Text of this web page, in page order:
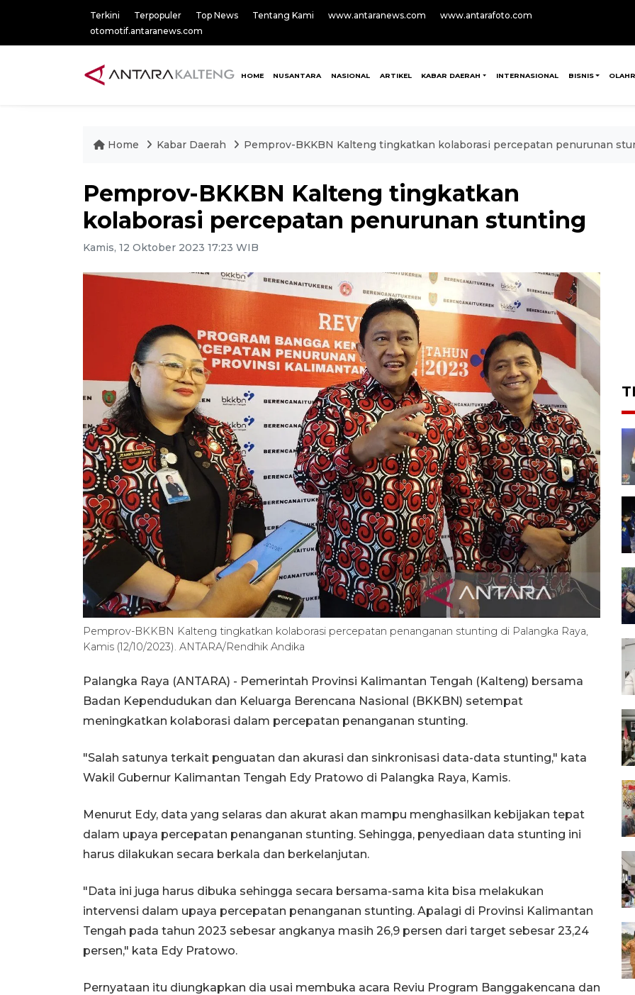
Terkini Terpopuler Top News Tentang Kami www.antaranews.com
www.antarafoto.com
otomotif.antaranews.com
HOME NUSANTARA NASIONAL ARTIKEL KABAR DAERAH INTERNASIONAL BISNIS
Home Kabar Daerah Pemprov-BKKBN Kalteng tingkatkan kolaborasi percepatan penurunan
Pemprov-BKKBN Kalteng tingkatkan
kolaborasi percepatan penurunan stunting
Kamis, 12 Oktober 2023 17:23 WIB
Pemprov-BKKBN Kalteng tingkatkan kolaborasi percepatan penanganan stunting di Palangka Raya,
Kamis (12/10/2023). ANTARA/Rendhik Andika
Palangka Raya (ANTARA) - Pemerintah Provinsi Kalimantan Tengah (Kalteng) bersama
Badan Kependudukan dan Keluarga Berencana Nasional (BKKBN) setempat
meningkatkan kolaborasi dalam percepatan penanganan stunting.
"Salah satunya terkait penguatan dan akurasi dan sinkronisasi data-data stunting," kata
Wakil Gubernur Kalimantan Tengah Edy Pratowo di Palangka Raya, Kamis.
Menurut Edy, data yang selaras dan akurat akan mampu menghasilkan kebijakan tepat
dalam upaya percepatan penanganan stunting. Sehingga, penyediaan data stunting ini
harus dilakukan secara berkala dan berkelanjutan.
"Data ini juga harus dibuka sehingga secara bersama-sama kita bisa melakukan
intervensi dalam upaya percepatan penanganan stunting. Apalagi di Provinsi Kalimantan
Tengah pada tahun 2023 sebesar angkanya masih 26,9 persen dari target sebesar 23,24
persen," kata Edy Pratowo.
Pernyataan itu diungkapkan dia usai membuka acara Reviu Program Banggakencana dan